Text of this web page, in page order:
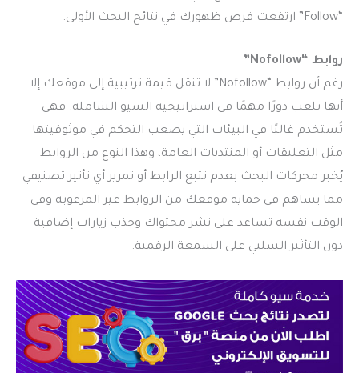
“Follow” ارتفعت فرص ظهورك في نتائج البحث الأولى.
روابط “Nofollow”
رغم أن روابط “Nofollow” لا تنقل قيمة ترتيبية إلى موقعك إلا
أنها تلعب دورًا مهمًا في استراتيجية السيو الشاملة. فهي
تُستخدم غالبًا في البيئات التي يصعب التحكم في موثوقيتها
مثل التعليقات أو المنتديات العامة، وهذا النوع من الروابط
يُخبر محركات البحث بعدم تتبع الرابط أو تمرير أي تأثير تصنيفي
مما يساهم في حماية موقعك من الروابط غير المرغوبة وفي
الوقت نفسه تساعد على نشر محتواك وجذب زيارات إضافية
دون التأثير السلبي على السمعة الرقمية.